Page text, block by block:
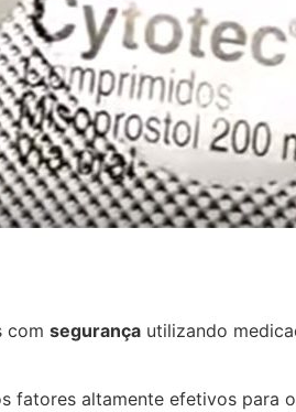
com segurança utilizando
fatores altamente efetivos para